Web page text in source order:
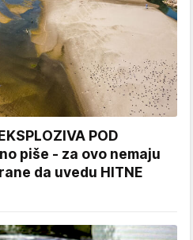
POD
piše - za ovo nemaju
da uvedu HITNE